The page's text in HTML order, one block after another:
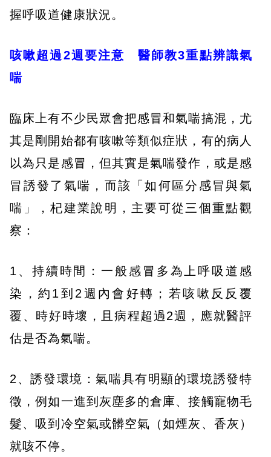
握呼吸道健康狀況。
咳嗽超過2週要注意 醫師教3重點辨識氣
喘
臨床上有不少民眾會把感冒和氣喘搞混，尤
其是剛開始都有咳嗽等類似症狀，有的病人
以為只是感冒，但其實是氣喘發作，或是感
冒誘發了氣喘，而該「如何區分感冒與氣
喘」，杞建業說明，主要可從三個重點觀
察：
1、持續時間：一般感冒多為上呼吸道感
染，約1到2週內會好轉；若咳嗽反反覆
覆、時好時壞，且病程超過2週，應就醫評
估是否為氣喘。
2、誘發環境：氣喘具有明顯的環境誘發特
徵，例如一進到灰塵多的倉庫、接觸寵物毛
髮、吸到冷空氣或髒空氣（如煙灰、香灰）
就咳不停。